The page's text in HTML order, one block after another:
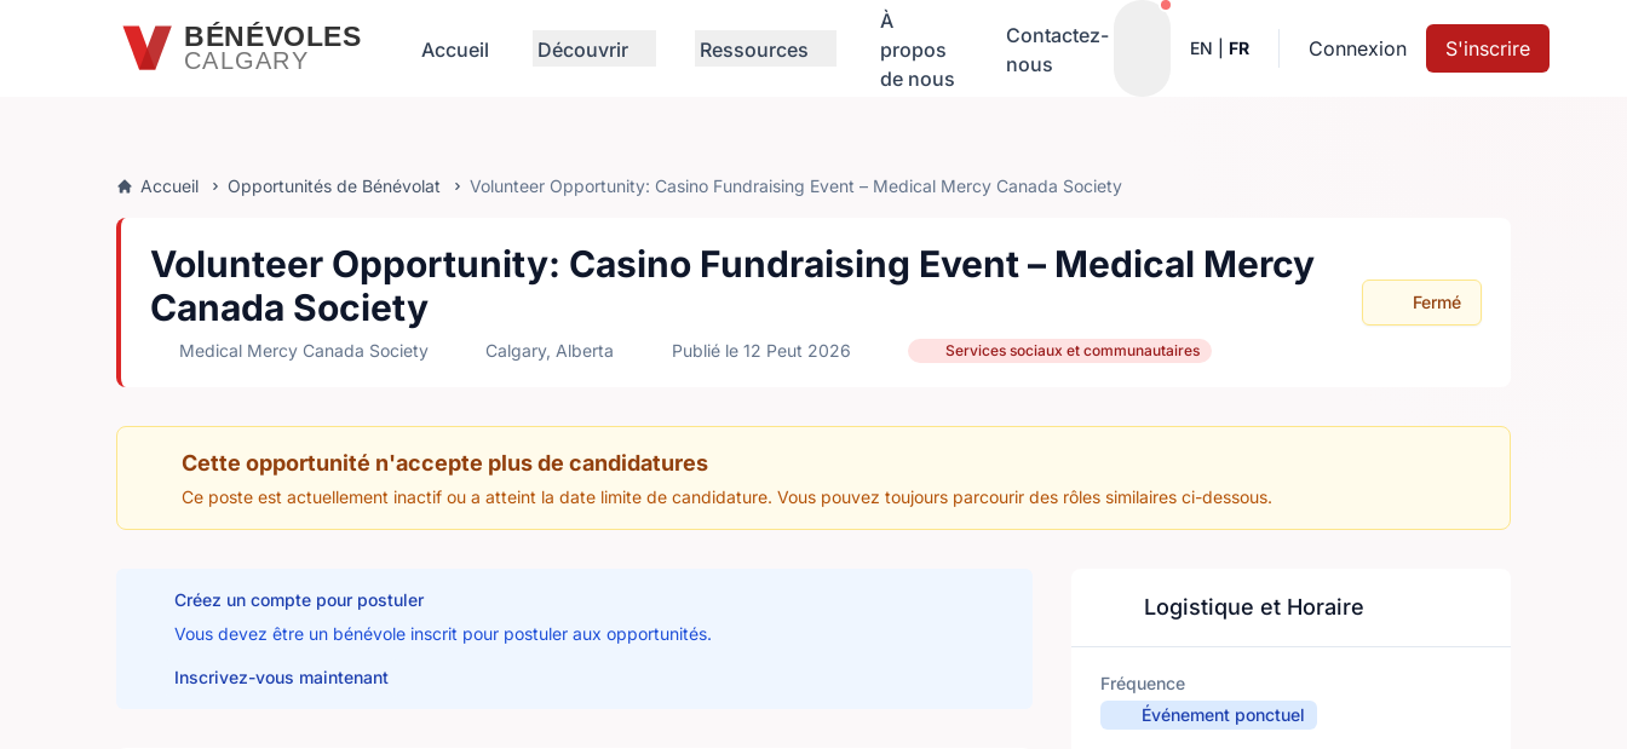
Passer au contenu principalBÉNÉVOLES
CALGARY Accueil Découvrir Ressources
À
propos
de nous
Contactez-
nous
Notifications actives
EN FR Connexion S'inscrire
Accueil Opportunités de Bénévolat Volunteer Opportunity: Casino Fundraising Event – Medical Mercy Canada Society
Volunteer Opportunity: Casino Fundraising Event – Medical Mercy
Canada Society
Medical Mercy Canada Society Calgary, Alberta Publié le 12 Peut 2026 Services sociaux et communautaires
Fermé
Cette opportunité n'accepte plus de candidatures
Ce poste est actuellement inactif ou a atteint la date limite de candidature. Vous pouvez toujours parcourir des rôles similaires ci-dessous.
Créez un compte pour postuler
Vous devez être un bénévole inscrit pour postuler aux opportunités.
Inscrivez-vous maintenant
Logistique et Horaire
Fréquence
Événement ponctuel